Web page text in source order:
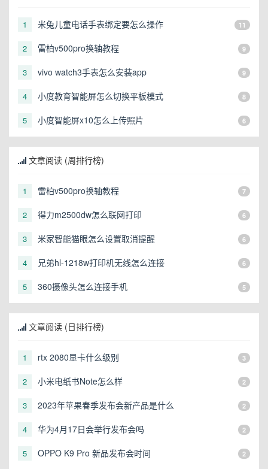
1 米兔儿童电话手表绑定要怎么操作 11
2 雷柏v500pro换轴教程 9
3 vivo watch3手表怎么安装app 9
4 小度教育智能屏怎么切换平板模式 8
5 小度智能屏x10怎么上传照片 6
文章阅读 (周排行榜)
1 雷柏v500pro换轴教程 7
2 得力m2500dw怎么联网打印 6
3 米家智能猫眼怎么设置取消提醒 6
4 兄弟hl-1218w打印机无线怎么连接 6
5 360摄像头怎么连接手机 5
文章阅读 (日排行榜)
1 rtx 2080显卡什么级别 3
2 小米电纸书Note怎么样 2
3 2023年苹果春季发布会新产品是什么 2
4 华为4月17日会举行发布会吗 2
5 OPPO K9 Pro 新品发布会时间 2